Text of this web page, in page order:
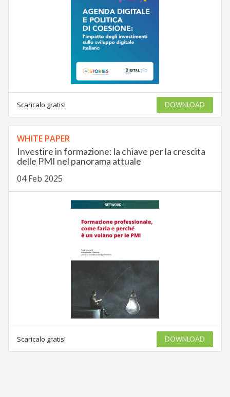
Scaricalo gratis! DOWNLOAD
WHITE PAPER
Investire in formazione: la chiave per la crescita
delle PMI nel panorama attuale
04 Feb 2025
Scaricalo gratis! DOWNLOAD